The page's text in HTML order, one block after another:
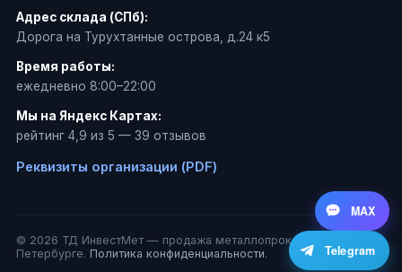
Адрес склада (СПб):
Дорога на Турухтанные острова, д.24 к5
Время работы:
ежедневно 8:00–22:00
Мы на Яндекс Картах:
рейтинг 4,9 из 5 — 39 отзывов
Реквизиты организации (PDF)
© 2026 ТД ИнвестМет — продажа металлопроката в Санкт-
Петербурге. Политика конфиденциальности.
MAX
Telegram